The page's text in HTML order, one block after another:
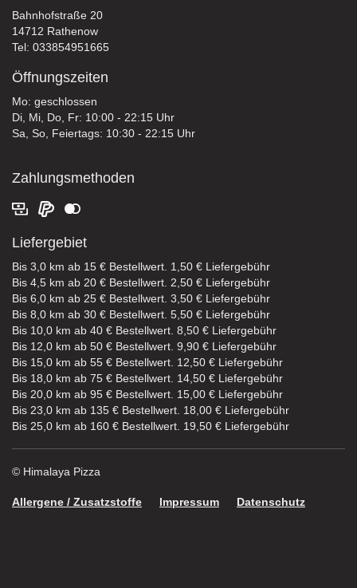
Bahnhofstraße 20
14712 Rathenow
Tel: 033854951665
Öffnungszeiten
Mo: geschlossen
Di, Mi, Do, Fr: 10:00 - 22:15 Uhr
Sa, So, Feiertags: 10:30 - 22:15 Uhr
Zahlungsmethoden
Liefergebiet
Bis 3,0 km ab 15 € Bestellwert. 1,50 € Liefergebühr
Bis 4,5 km ab 20 € Bestellwert. 2,50 € Liefergebühr
Bis 6,0 km ab 25 € Bestellwert. 3,50 € Liefergebühr
Bis 8,0 km ab 30 € Bestellwert. 5,50 € Liefergebühr
Bis 10,0 km ab 40 € Bestellwert. 8,50 € Liefergebühr
Bis 12,0 km ab 50 € Bestellwert. 9,90 € Liefergebühr
Bis 15,0 km ab 55 € Bestellwert. 12,50 € Liefergebühr
Bis 18,0 km ab 75 € Bestellwert. 14,50 € Liefergebühr
Bis 20,0 km ab 95 € Bestellwert. 15,00 € Liefergebühr
Bis 23,0 km ab 135 € Bestellwert. 18,00 € Liefergebühr
Bis 25,0 km ab 160 € Bestellwert. 19,50 € Liefergebühr
© Himalaya Pizza
Allergene / Zusatzstoffe Impressum Datenschutz